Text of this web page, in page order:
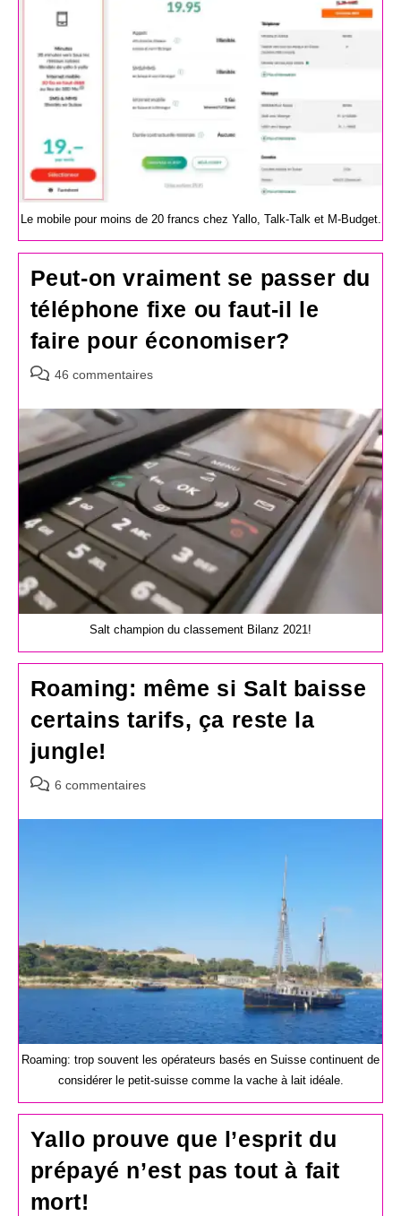
Le mobile pour moins de 20 francs chez Yallo, Talk-Talk et M-Budget.
Peut-on vraiment se passer du
téléphone fixe ou faut-il le
faire pour économiser?
Commentaires
la
publication :
46 commentaires
Salt champion du classement Bilanz 2021!
Roaming: même si Salt baisse
certains tarifs, ça reste la
jungle!
Commentaires
la
6 commentaires
Roaming: trop souvent les opérateurs basés en Suisse continuent de
considérer le petit-suisse comme la vache à lait idéale.
Yallo prouve que l’esprit du
prépayé n’est pas tout à fait
mort!